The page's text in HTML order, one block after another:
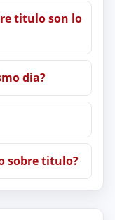
titulo son lo
dia?
sobre titulo?